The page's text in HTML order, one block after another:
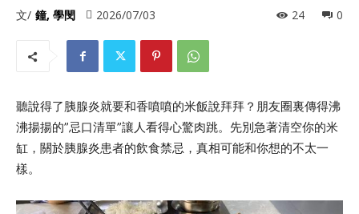
文/ 鐘, 學閔 2026/07/03 0
24
聽說得了胰腺炎就要和香噴噴的米飯說拜拜？朋友圈裏傳得沸
沸揚揚的”忌口清單”讓人看得心驚肉跳。先別急著清空你的米
缸，關於胰腺炎患者的飲食禁忌，真相可能和你想的不太一
樣。